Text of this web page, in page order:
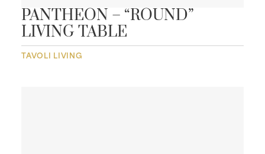
PANTHEON – “ROUND”
LIVING TABLE
TAVOLI LIVING